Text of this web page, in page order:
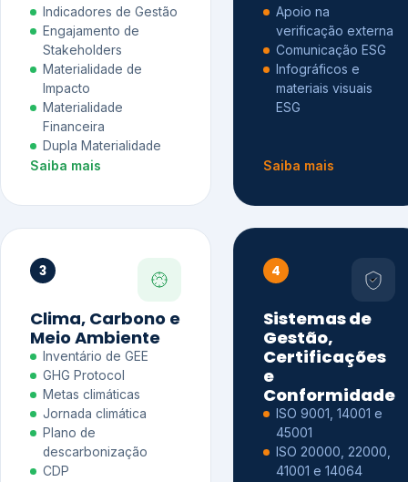
Indicadores de Gestão
Engajamento de
Stakeholders
Materialidade de
Impacto
Materialidade
Financeira
Dupla Materialidade
Saiba mais
Apoio na
verificação externa
Comunicação ESG
Infográficos e
materiais visuais
ESG
Saiba mais
3
Clima, Carbono e
Meio Ambiente
Inventário de GEE
GHG Protocol
Metas climáticas
Jornada climática
Plano de
descarbonização
CDP
4
Sistemas de
Gestão,
Certificações
e
Conformidade
ISO 9001, 14001 e
45001
ISO 20000, 22000,
41001 e 14064